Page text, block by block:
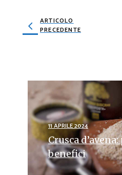
ARTICOLO
PRECEDENTE
11 APRILE 2024
Crusca
benefici